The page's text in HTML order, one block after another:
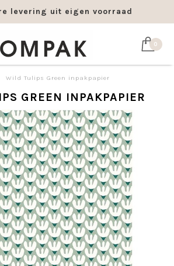
levering uit eigen voorraad
0
Wild Tulips Green inpakpapier
GREEN INPAKPAPIER